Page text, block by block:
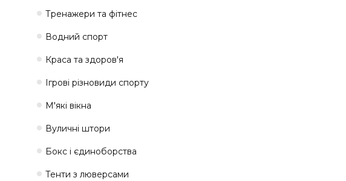
Тренажери та фітнес
Водний спорт
Краса та здоров'я
Ігрові різновиди спорту
М'які вікна
Вуличні штори
Бокс і єдиноборства
Тенти з люверсами